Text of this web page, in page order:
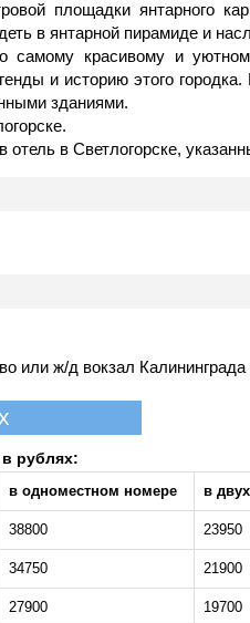
площадки янтарного
в янтарной пирамиде и
самому красивому и
и историю этого
зданиями.
отель в Светлогорске,
или ж/д вокзал
рублях:
в одноместном номере в
38800 23950
34750 21900
27900 19700